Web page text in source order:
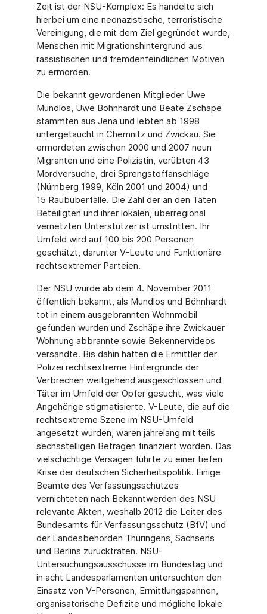
Zeit ist der NSU-Komplex: Es handelte sich
hierbei um eine neonazistische, terroristische
Vereinigung, die mit dem Ziel gegründet wurde,
Menschen mit Migrationshintergrund aus
rassistischen und fremdenfeindlichen Motiven
zu ermorden.
Die bekannt gewordenen Mitglieder Uwe
Mundlos, Uwe Böhnhardt und Beate Zschäpe
stammten aus Jena und lebten ab 1998
untergetaucht in Chemnitz und Zwickau. Sie
ermordeten zwischen 2000 und 2007 neun
Migranten und eine Polizistin, verübten 43
Mordversuche, drei Sprengstoffanschläge
(Nürnberg 1999, Köln 2001 und 2004) und
15 Raubüberfälle. Die Zahl der an den Taten
Beteiligten und ihrer lokalen, überregional
vernetzten Unterstützer ist umstritten. Ihr
Umfeld wird auf 100 bis 200 Personen
geschätzt, darunter V-Leute und Funktionäre
rechtsextremer Parteien.
Der NSU wurde ab dem 4. November 2011
öffentlich bekannt, als Mundlos und Böhnhardt
tot in einem ausgebrannten Wohnmobil
gefunden wurden und Zschäpe ihre Zwickauer
Wohnung abbrannte sowie Bekennervideos
versandte. Bis dahin hatten die Ermittler der
Polizei rechtsextreme Hintergründe der
Verbrechen weitgehend ausgeschlossen und
Täter im Umfeld der Opfer gesucht, was viele
Angehörige stigmatisierte. V-Leute, die auf die
rechtsextreme Szene im NSU-Umfeld
angesetzt wurden, waren jahrelang mit teils
sechsstelligen Beträgen finanziert worden. Das
vielschichtige Versagen führte zu einer tiefen
Krise der deutschen Sicherheitspolitik. Einige
Beamte des Verfassungsschutzes
vernichteten nach Bekanntwerden des NSU
relevante Akten, weshalb 2012 die Leiter des
Bundesamts für Verfassungsschutz (BfV) und
der Landesbehörden Thüringens, Sachsens
und Berlins zurücktraten. NSU-
Untersuchungsausschüsse im Bundestag und
in acht Landesparlamenten untersuchten den
Einsatz von V-Personen, Ermittlungspannen,
organisatorische Defizite und mögliche lokale